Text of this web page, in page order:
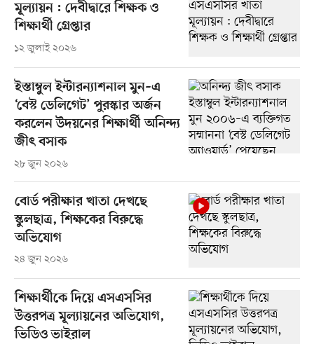
মূল্যায়ন : দেবীদ্বারে শিক্ষক ও
শিক্ষার্থী গ্রেপ্তার
১২ জুলাই ২০২৬
ইস্তাম্বুল ইন্টারন্যাশনাল মুন–এ
‘বেস্ট ডেলিগেট’ পুরস্কার অর্জন
করলেন উদয়নের শিক্ষার্থী অনিন্দ্য
জীৎ বসাক
২৮ জুন ২০২৬
বোর্ড পরীক্ষার খাতা দেখছে
স্কুলছাত্র, শিক্ষকের বিরুদ্ধে
অভিযোগ
২৪ জুন ২০২৬
শিক্ষার্থীকে দিয়ে এসএসসির
উত্তরপত্র মূল্যায়নের অভিযোগ,
ভিডিও ভাইরাল